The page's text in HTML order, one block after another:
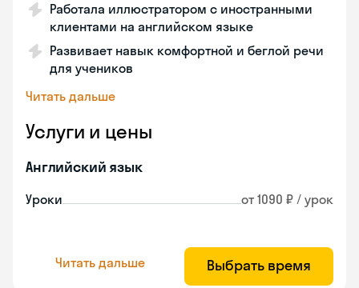
Работала иллюстратором с иностранными
клиентами на английском языке
Развивает навык комфортной и беглой речи
для учеников
Читать дальше
Услуги и цены
Английский язык
Уроки от 1090 ₽ / урок
Читать дальше Выбрать время